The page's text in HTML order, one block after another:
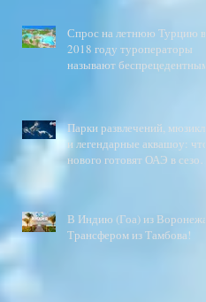
Спрос на летнюю Турцию в
2018 году туроператоры
называют беспрецедентным
Парки развлечений, мюзиклы
и легендарные аквашоу: что
нового готовят ОАЭ в сезоне
В Индию (Гоа) из Воронежа.
Трансфером из Тамбова!